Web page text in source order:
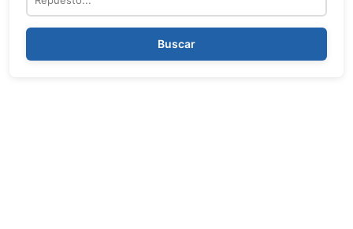
Buscar